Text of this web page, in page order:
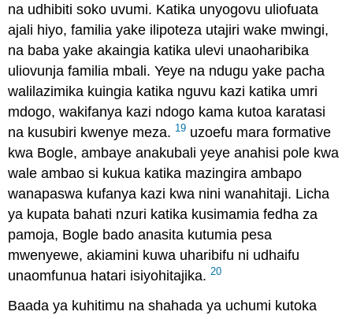
na udhibiti soko uvumi. Katika unyogovu uliofuata
ajali hiyo, familia yake ilipoteza utajiri wake mwingi,
na baba yake akaingia katika ulevi unaoharibika
uliovunja familia mbali. Yeye na ndugu yake pacha
walilazimika kuingia katika nguvu kazi katika umri
mdogo, wakifanya kazi ndogo kama kutoa karatasi
na kusubiri kwenye meza. 19 uzoefu mara formative
kwa Bogle, ambaye anakubali yeye anahisi pole kwa
wale ambao si kukua katika mazingira ambapo
wanapaswa kufanya kazi kwa nini wanahitaji. Licha
ya kupata bahati nzuri katika kusimamia fedha za
pamoja, Bogle bado anasita kutumia pesa
mwenyewe, akiamini kuwa uharibifu ni udhaifu
unaomfunua hatari isiyohitajika.20
Baada ya kuhitimu na shahada ya uchumi kutoka